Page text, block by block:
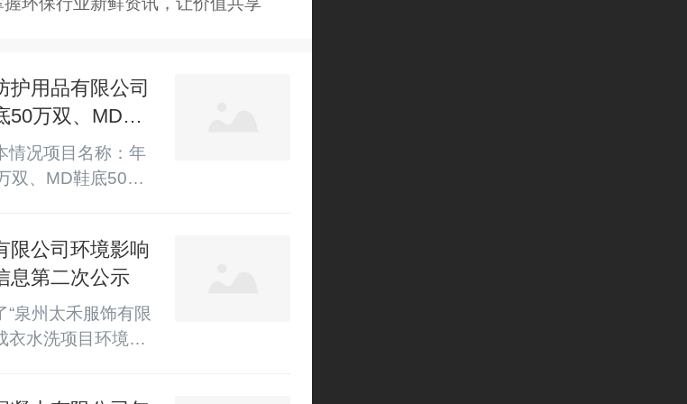
护用品有限公司
50万双、MD鞋
鞋底20万双、安
环境影响评价公
情况项目名称：年
双、MD鞋底50万
点：福建省南安市
7号（南安市体
性质：扩建建设规
，总建筑面积
限公司环境影响
息第二次公示
泉州太禾服饰有限
衣水洗项目环境影